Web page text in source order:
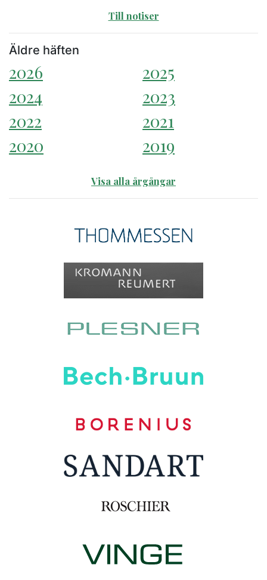
Till notiser
Äldre häften
2026
2025
2024
2023
2022
2021
2020
2019
Visa alla årgångar